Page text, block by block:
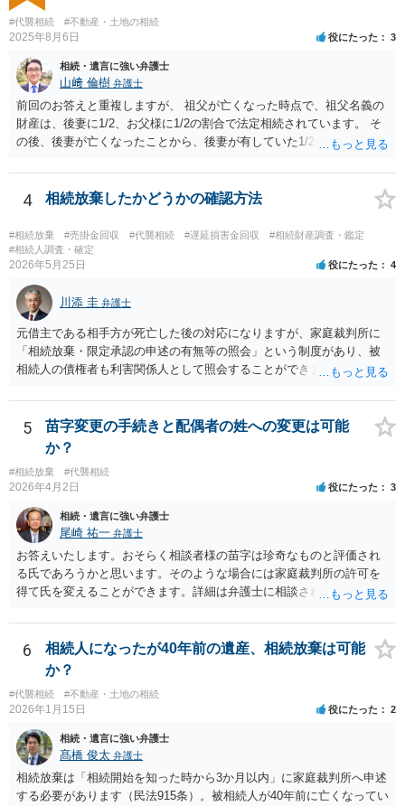
#代襲相続 #不動産・土地の相続
2025年8月6日 役にたった 3
相続・遺言に強い弁護士
山﨑 倫樹 弁護士
前回のお答えと重複しますが、 祖父が亡くなった時点で、祖父名義の
財産は、後妻に1/2、お父様に1/2の割合で法定相続されています。 そ
の後、後妻が亡くなったことから、後妻が有していた1/2の権利は、後
有していた1/2の権利は、その子であるご相談者側に相続されていま
す。 ですので、後妻側の兄弟姉妹（亡くなっている場合はその子）
の財産を名義移転することはできません。 もちろん、祖父の遺言書が
あれば話は別です。 さらに詳しいことは、相続財産に関する資料や戸
籍類をもって、お近くの弁護士に相談されることをお勧めします。
4 相続放棄したかどうかの確認方法
#相続放棄 #売掛金回収 #代襲相続 #遅延損害金回収
#相続財産調査・鑑定
#相続人調査・確定
2026年5月25日 役にたった 4
川添 圭 弁護士
元借主である相手方が死亡した後の対応になりますが、家庭裁判所に
「相続放棄・限定承認の申述の有無等の照会」という制度があり、被
相続人の債権者も利害関係人として照会することができます。照会を
して被相続人の最後の住所地を管轄する家庭裁判所）となります。照
会申請者の本人確認資料のほか、被相続人の相続関係の戸籍謄本類や
債権の存在を示す証拠資料などが必要になります。裁判所ウェブサイ
トで案内されていることが多いので、管轄裁判所のホームページを確
認してみてください。
5
苗字変更の手続きと配偶者の姓への変更は可能
か？
#相続放棄 #代襲相続
2026年4月2日 役にたった 3
相続・遺言に強い弁護士
尾崎 祐一 弁護士
お答えいたします。おそらく相談者様の苗字は珍奇なものと評価され
る氏であろうかと思います。そのような場合には家庭裁判所の許可を
得て氏を変えることができます。詳細は弁護士に相談されるのが宜し
6
相続人になったが40年前の遺産、相続放棄は可能
か？
#代襲相続 #不動産・土地の相続
2026年1月15日 役にたった 2
相続・遺言に強い弁護士
髙橋 俊太 弁護士
相続放棄は「相続開始を知った時から3か月以内」に家庭裁判所へ申述
する必要があります（民法915条）。被相続人が40年前に亡くなってい